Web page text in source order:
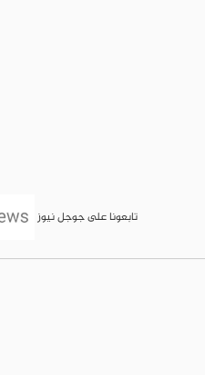
تابعونا على جوجل نيوز